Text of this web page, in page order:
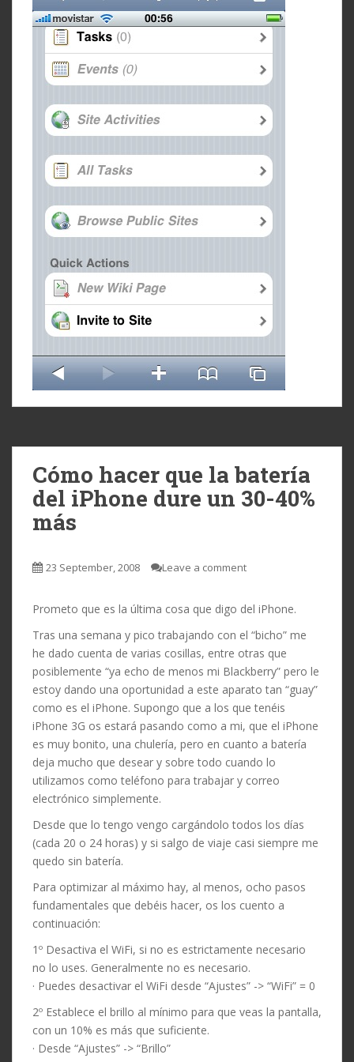
Cómo hacer que la batería
del iPhone dure un 30-40%
más
23 September, 2008 Leave a comment
Prometo que es la última cosa que digo del iPhone.
Tras una semana y pico trabajando con el “bicho” me
he dado cuenta de varias cosillas, entre otras que
posiblemente “ya echo de menos mi Blackberry” pero le
estoy dando una oportunidad a este aparato tan “guay”
como es el iPhone. Supongo que a los que tenéis
iPhone 3G os estará pasando como a mi, que el iPhone
es muy bonito, una chulería, pero en cuanto a batería
deja mucho que desear y sobre todo cuando lo
utilizamos como teléfono para trabajar y correo
electrónico simplemente.
Desde que lo tengo vengo cargándolo todos los días
(cada 20 o 24 horas) y si salgo de viaje casi siempre me
quedo sin batería.
Para optimizar al máximo hay, al menos, ocho pasos
fundamentales que debéis hacer, os los cuento a
continuación:
1º Desactiva el WiFi, si no es estrictamente necesario
no lo uses. Generalmente no es necesario.
· Puedes desactivar el WiFi desde “Ajustes” -> “WiFi” = 0
2º Establece el brillo al mínimo para que veas la pantalla,
con un 10% es más que suficiente.
· Desde “Ajustes” -> “Brillo”